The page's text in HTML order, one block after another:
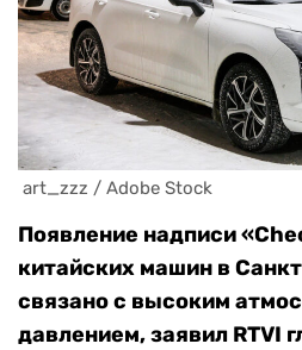
art_zzz / Adobe Stock
Появление надписи
китайских машин в
связано с высоким
давлением, заявил RTVI